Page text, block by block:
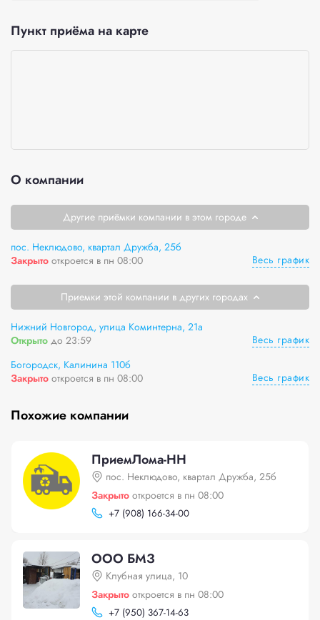
Пункт приёма на карте
О компании
Другие приёмки компании в этом городе
пос. Неклюдово, квартал Дружба, 25б
Закрыто откроется в пн 08:00 Весь график
Приемки этой компании в других городах
Нижний Новгород, улица Коминтерна, 21а
Открыто до 23:59
Весь график
Богородск, Калинина 110б
Закрыто откроется в пн 08:00 Весь график
Похожие компании
ПриемЛома-НН
пос. Неклюдово, квартал Дружба, 25б
Закрыто откроется в пн 08:00
+7 (908) 166-34-00
ООО БМЗ
Клубная улица, 10
Закрыто откроется в пн 08:00
+7 (950) 367-14-63